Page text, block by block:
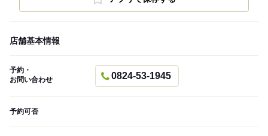
店舗基本情報
予約・
お問い合わせ
0824-53-1945
予約可否